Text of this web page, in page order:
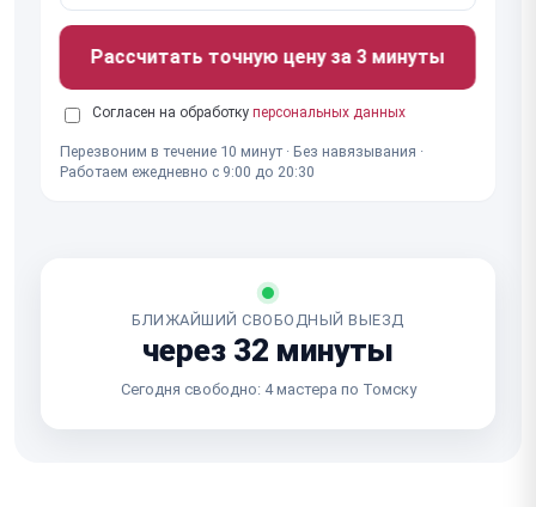
Рассчитать точную цену за 3 минуты
Согласен на обработку персональных данных
Перезвоним в течение 10 минут · Без навязывания ·
Работаем ежедневно с 9:00 до 20:30
БЛИЖАЙШИЙ СВОБОДНЫЙ ВЫЕЗД
через 32 минуты
Сегодня свободно: 4 мастера по Томску